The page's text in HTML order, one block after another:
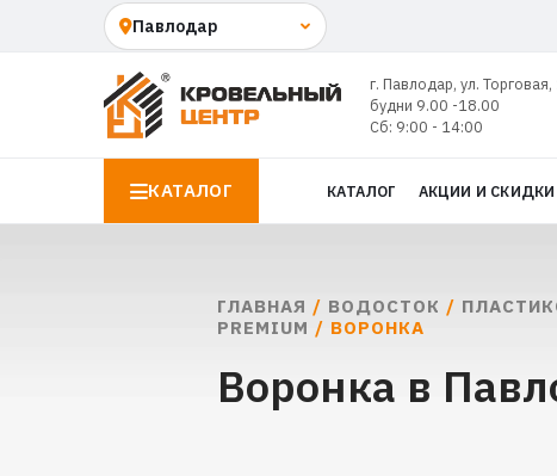
г. Павлодар, ул. Торговая,
будни 9.00 -18.00
Сб: 9:00 - 14:00
КАТАЛОГ КАТАЛОГ АКЦИИ И СКИДКИ
ГЛАВНАЯ / ВОДОСТОК /
PREMIUM / ВОРОНКА
Воронка в